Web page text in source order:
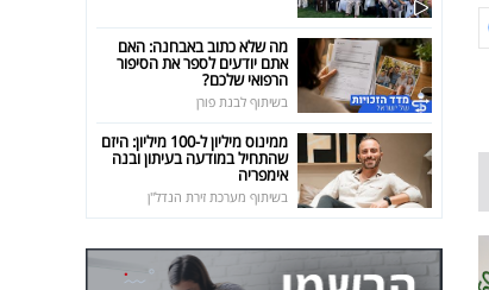
מה שלא כתוב באבחנה: האם
אתם יודעים לספר את הסיפור
הרפואי שלכם?
בשיתוף לבנת פורן
ממינוס מיליון ל-100 מיליון: היזם
שהתחיל במודעה בעיתון ובנה
אימפריה
בשיתוף מערכת זירת הנדל"ן